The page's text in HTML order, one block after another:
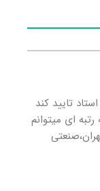
تایید کند
ای میتوانم